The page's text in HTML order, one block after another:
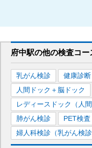
府中駅の他の検査コー
乳がん検診 健康診断
人間ドック＋脳ドック
レディースドック（人
肺がん検診
PET検
婦人科検診（乳がん検